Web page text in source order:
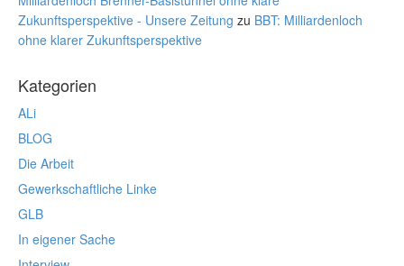
Zukunftsperspektive - Unsere Zeitung zu BBT: Milliardenloch
ohne klarer Zukunftsperspektive
Kategorien
ALi
BLOG
Die Arbeit
Gewerkschaftliche Linke
GLB
In eigener Sache